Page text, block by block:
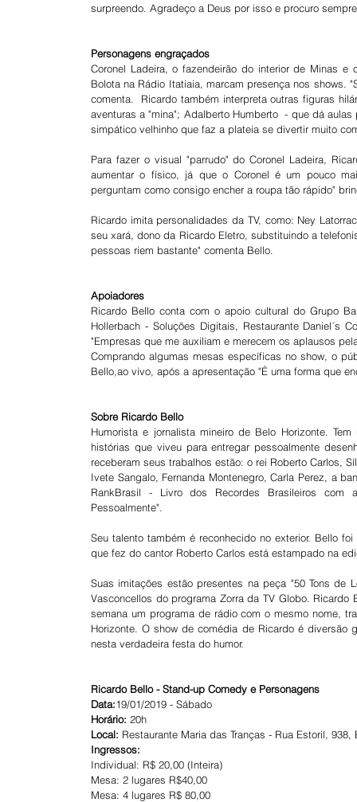
surpreendo. Agradeço a Deus por isso e procuro
Personagens engraçados
Coronel Ladeira, o fazendeirão do interior de Minas
Bolota na Rádio Itatiaia, marcam presença nos shows.
comenta.  Ricardo também interpreta outras figuras
aventuras a "mina"; Adalberto Humberto  - que dá
simpático velhinho que faz a plateia se divertir muito
Para fazer o visual "parrudo" do Coronel Ladeira,
aumentar o físico, já que o Coronel é um pouco
perguntam como consigo encher a roupa tão rápido"
Ricardo imita personalidades da TV, como: Ney
seu xará, dono da Ricardo Eletro, substituindo a
pessoas riem bastante" comenta Bello.
Apoiadores
Ricardo Bello conta com o apoio cultural do Grupo
Hollerbach - Soluções Digitais, Restaurante Daniel´s
"Empresas que me auxiliam e merecem os aplausos
Comprando algumas mesas específicas no show, o
Bello,ao vivo, após a apresentação "É uma forma que
Sobre Ricardo Bello
Humorista e jornalista mineiro de Belo Horizonte.
histórias que viveu para entregar pessoalmente
receberam seus trabalhos estão: o rei Roberto Carlos,
Ivete Sangalo, Fernanda Montenegro, Carla Perez, a
RankBrasil - Livro dos Recordes Brasileiros com
Pessoalmente".
Seu talento também é reconhecido no exterior. Bello
que fez do cantor Roberto Carlos está estampado na
Suas imitações estão presentes na peça "50 Tons de
Vasconcellos do programa Zorra da TV Globo.
semana um programa de rádio com o mesmo nome,
Horizonte. O show de comédia de Ricardo é diversão
nesta verdadeira festa do humor.
Ricardo Bello - Stand-up Comedy e Personagens
Data:19/01/2019 - Sábado
Horário: 20h
Local: Restaurante Maria das Tranças - Rua Estoril,
Ingressos:
Individual: R$ 20,00 (Inteira)
Mesa: 2 lugares R$40,00
Mesa: 4 lugares R$ 80,00